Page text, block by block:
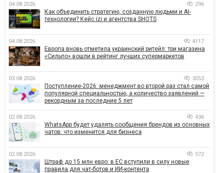
04.08.2026 296
Как объединить стратегию, созданную людьми и AI-
технологии? Кейс izi и агентства SHOTS
04.08.2026 4117
Европа вновь отметила украинский ритейл: три магазина
«Сильпо» вошли в рейтинг лучших супермаркетов
03.08.2026 3053
Поступление-2026: менеджмент во второй раз стал самой
популярной специальностью, а количество заявлений —
рекордным за последние 5 лет
02.08.2026 436
WhatsApp будет удалять сообщения брендов из основных
чатов: что изменится для бизнеса
02.08.2026 572
Штраф до 15 млн евро: в ЕС вступили в силу новые
правила для чат-ботов и ИИ-контента